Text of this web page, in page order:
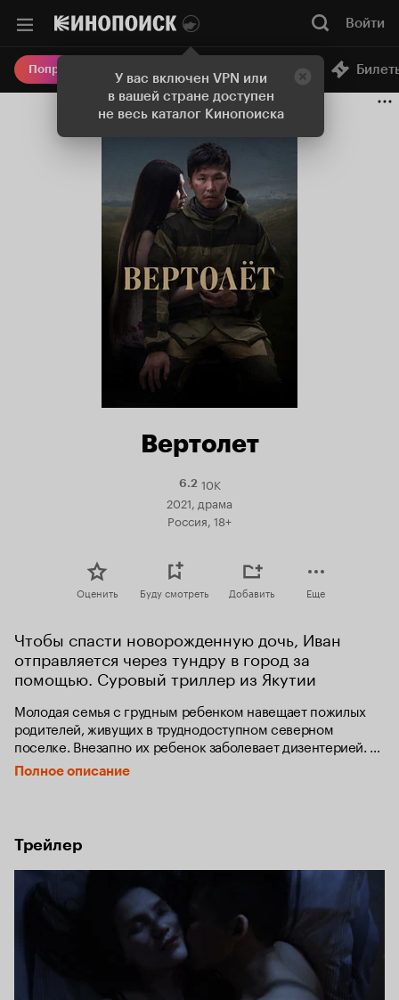
У вас включен VPN или
в вашей стране доступен
не весь каталог Кинопоиска
Войти
Попробовать Плюс Онлайн-кинотеатр
Вертолет
6.2Рейтинг
Кинопоиска
6.2
10K
2021, драма
Россия, 18+
Оценить Буду смотреть Добавить Еще
Чтобы спасти новорожденную дочь, Иван
отправляется через тундру в город за
помощью. Суровый триллер из Якутии
Молодая семья с грудным ребенком навещает пожилых
родителей, живущих в труднодоступном северном
поселке. Внезапно их ребенок заболевает дизентерией.
В поселке нет необходимых лекарств, телефонную линию
оборвало, а дороги размыло из-за весеннего половодья.
предстоит долгий и опасный.
Полное описание
Трейлер